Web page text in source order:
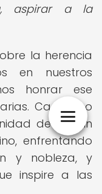
aspirar a la
la herencia
en nuestros
honrar ese
Cada uno
de ser un
enfrentando
y nobleza, y
inspire a las